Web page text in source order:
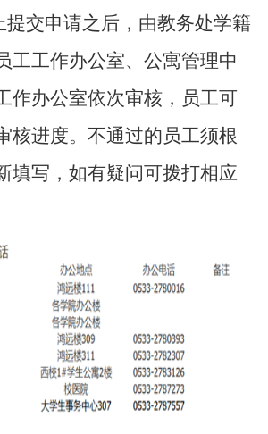
提交申请之后，由教务处学籍
工工作办公室、公寓管理中
作办公室依次审核，员工可
核进度。不通过的员工须根
填写，如有疑问可拨打相应